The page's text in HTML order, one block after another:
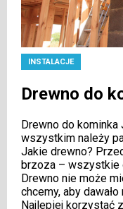
INSTALACJE
Drewno do
Drewno do
wszystkim należy
Jakie drewno?
brzoza – wszystkie
Drewno nie może
chcemy, aby
Najlepiej korzystać